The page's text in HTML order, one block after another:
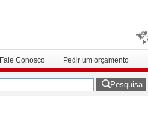
Fale Conosco Pedir um orçamento
Pesquisa